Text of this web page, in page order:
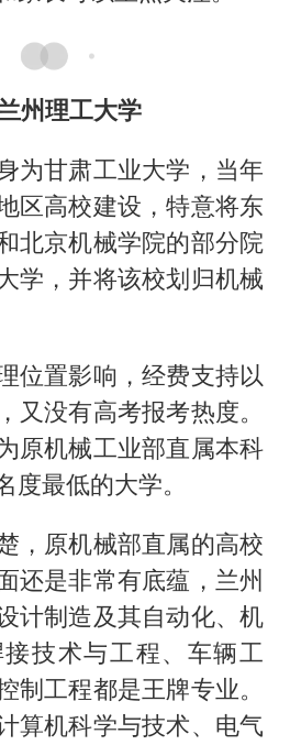
州理工大学
为甘肃工业大学，当年
区高校建设，特意将东
北京机械学院的部分院
学，并将该校划归机械
位置影响，经费支持以
又没有高考报考热度。
原机械工业部直属本科
度最低的大学。
，原机械部直属的高校
还是非常有底蕴，兰州
计制造及其自动化、机
技术与工程、车辆工
制工程都是王牌专业。
算机科学与技术、电气